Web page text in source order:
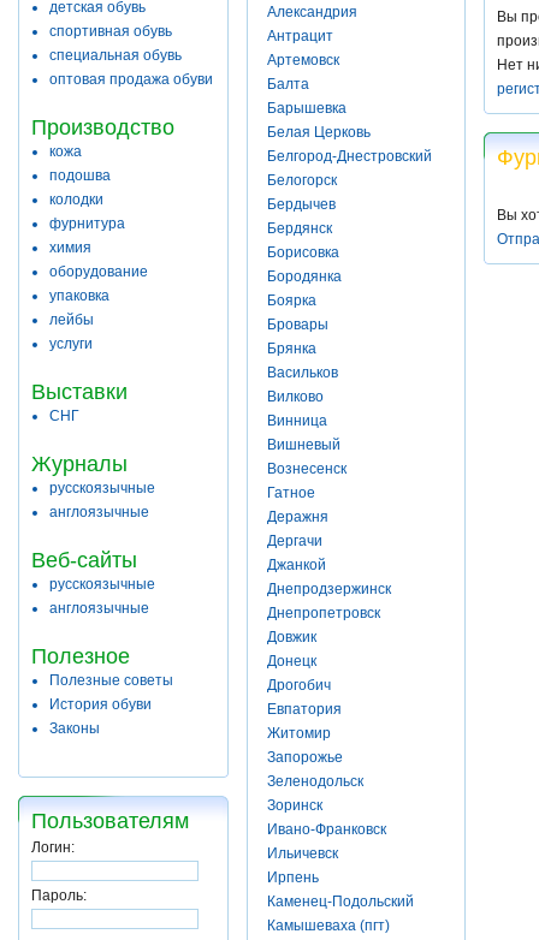
детская обувь
спортивная обувь
специальная обувь
оптовая продажа обуви
Производство
кожа
подошва
колодки
фурнитура
химия
оборудование
упаковка
лейбы
услуги
Выставки
СНГ
Журналы
русскоязычные
англоязычные
Веб-сайты
русскоязычные
англоязычные
Полезное
Полезные советы
История обуви
Законы
Пользователям
Логин:
Пароль:
Александрия
Антрацит
Артемовск
Балта
Барышевка
Белая Церковь
Белгород-Днестровский
Белогорск
Бердычев
Бердянск
Борисовка
Бородянка
Боярка
Бровары
Брянка
Васильков
Вилково
Винница
Вишневый
Вознесенск
Гатное
Деражня
Дергачи
Джанкой
Днепродзержинск
Днепропетровск
Довжик
Донецк
Дрогобич
Евпатория
Житомир
Запорожье
Зеленодольск
Зоринск
Ивано-Франковск
Ильичевск
Ирпень
Каменец-Подольский
Камышеваха (пгт)
Вы
Нет
Вы